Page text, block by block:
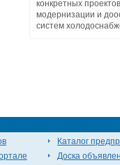
конкретных
модернизации и
систем
Каталог
Доска